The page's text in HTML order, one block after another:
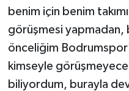
benim için benim
görüşmesi
önceliğim
kimseyle
biliyordum, burayla